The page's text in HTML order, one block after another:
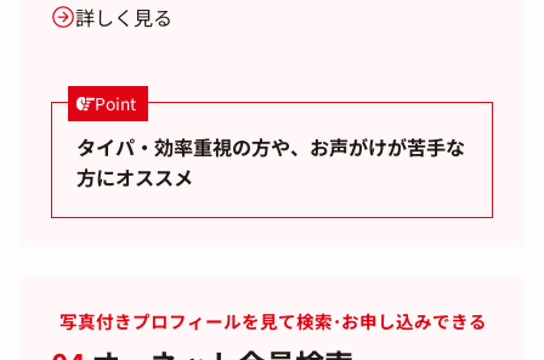
詳しく見る
Point
タイパ・効率重視の方や、お声がけが苦手な
方にオススメ
写真付きプロフィールを見て検索･お申し込みできる